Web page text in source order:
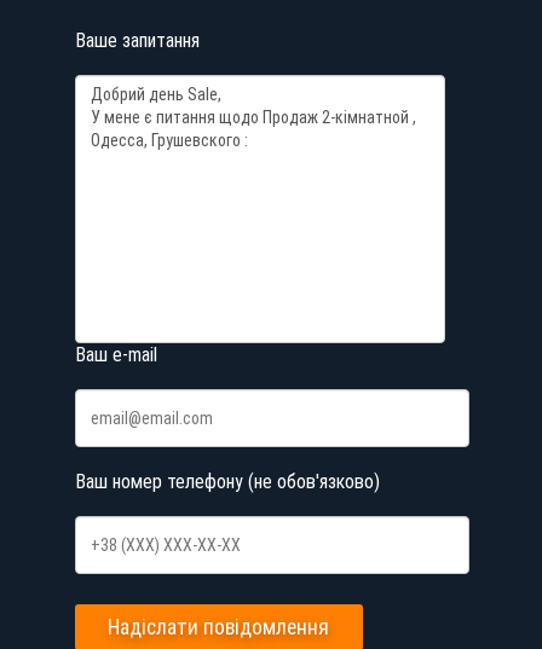
Ваше запитання
Ваш e-mail
Ваш номер телефону (не обов'язково)
Надіслати повідомлення